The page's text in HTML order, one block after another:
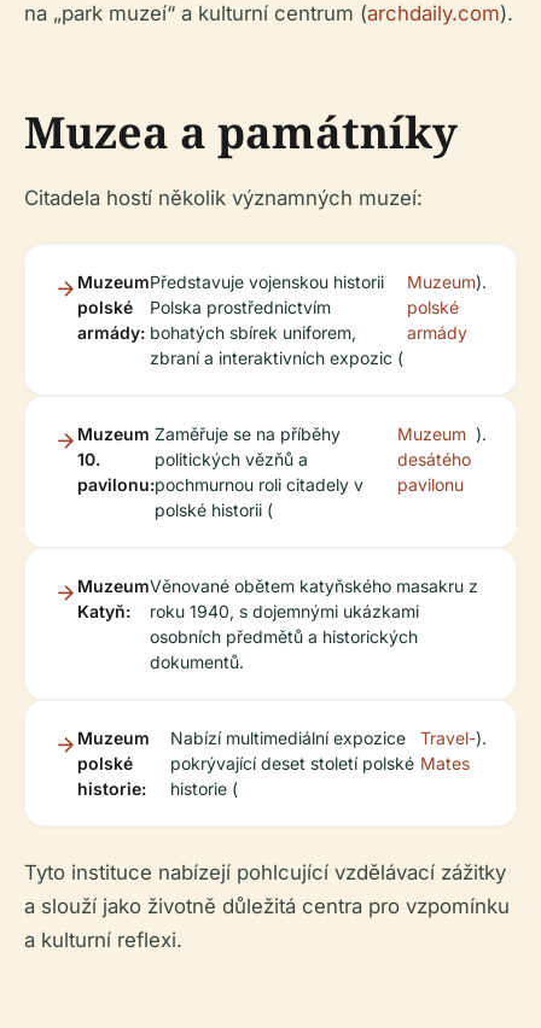
na „park muzeí“ a kulturní centrum (archdaily.com).
Muzea a památníky
Citadela hostí několik významných muzeí:
Muzeum
polské
armády:
Představuje vojenskou historii
Polska prostřednictvím
bohatých sbírek uniforem,
zbraní a interaktivních expozic (
Muzeum
polské
armády
).
Muzeum
10.
pavilonu:
Zaměřuje se na příběhy
politických vězňů a
pochmurnou roli citadely v
polské historii (
Muzeum
desátého
pavilonu
).
Muzeum
Katyň:
Věnované obětem katyňského masakru z
roku 1940, s dojemnými ukázkami
osobních předmětů a historických
dokumentů.
Muzeum
polské
historie:
Nabízí multimediální expozice
pokrývající deset století polské
historie (
Travel-
Mates
).
Tyto instituce nabízejí pohlcující vzdělávací zážitky
a slouží jako životně důležitá centra pro vzpomínku
a kulturní reflexi.